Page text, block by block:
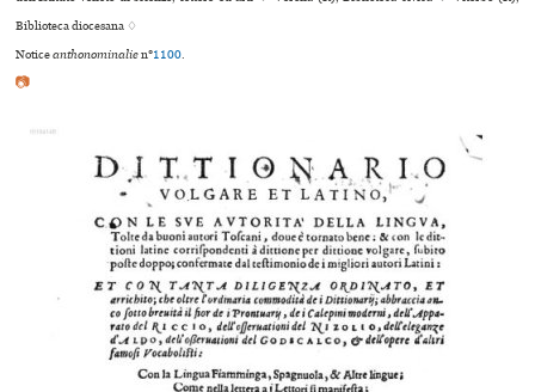
Biblioteca diocesana ♢
Noticeanthonominalien°1100.
📷